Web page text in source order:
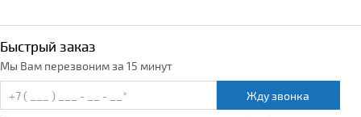
Быстрый заказ
Мы Вам перезвоним за 15 минут
Жду звонка